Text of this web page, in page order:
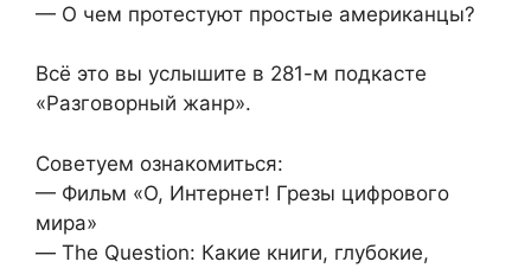
— О чем протестуют простые американцы?
Всё это вы услышите в 281-м подкасте
«Разговорный жанр».
Советуем ознакомиться:
— Фильм «О, Интернет! Грезы цифрового
мира»
— The Question: Какие книги, глубокие,